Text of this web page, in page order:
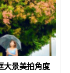
大景美拍角度